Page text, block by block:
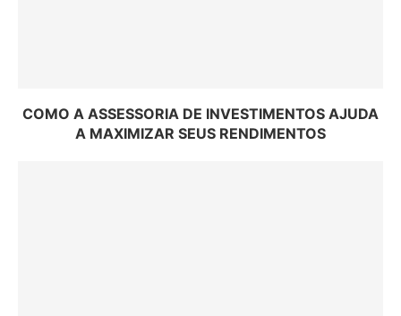
COMO A ASSESSORIA DE INVESTIMENTOS AJUDA
A MAXIMIZAR SEUS RENDIMENTOS